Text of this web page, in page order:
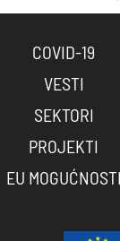
COVID-19
VESTI
SEKTORI
PROJEKTI
EU MOGUĆNOSTI